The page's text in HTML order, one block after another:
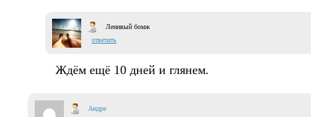
Ленивый бомж
ответить
Ждём ещё 10 дней и глянем.
Андре